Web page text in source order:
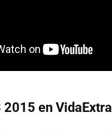
2015 en VidaExtra